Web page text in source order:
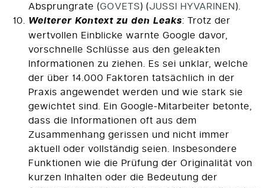
Absprungrate​ (GOVETS) (JUSSI HYVARINEN)​.
Weiterer Kontext zu den Leaks: Trotz der
wertvollen Einblicke warnte Google davor,
vorschnelle Schlüsse aus den geleakten
Informationen zu ziehen. Es sei unklar, welche
der über 14.000 Faktoren tatsächlich in der
Praxis angewendet werden und wie stark sie
gewichtet sind. Ein Google-Mitarbeiter betonte,
dass die Informationen oft aus dem
Zusammenhang gerissen und nicht immer
aktuell oder vollständig seien. Insbesondere
Funktionen wie die Prüfung der Originalität von
kurzen Inhalten oder die Bedeutung der